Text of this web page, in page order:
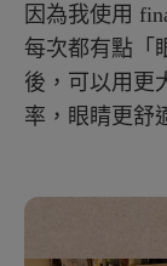
因為我使用
每次都有點「
後，可以用更
率，眼睛更舒